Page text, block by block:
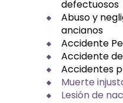
defectuosos
Abuso y
ancianos
Accidente
Accidente
Accidentes
Muerte
Lesión de